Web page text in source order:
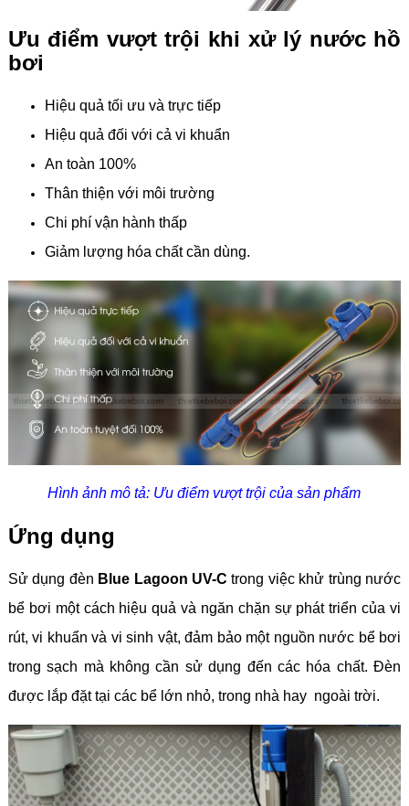
Ưu điểm vượt trội khi xử lý nước hồ
bơi
Hiệu quả tối ưu và trực tiếp
Hiệu quả đối với cả vi khuẩn
An toàn 100%
Thân thiện với môi trường
Chi phí vận hành thấp
Giảm lượng hóa chất cần dùng.
Hình ảnh mô tả: Ưu điểm vượt trội của sản phẩm
Ứng dụng
Sử dụng đèn Blue Lagoon UV-C trong việc khử trùng nước
bể bơi một cách hiệu quả và ngăn chặn sự phát triển của vi
rút, vi khuẩn và vi sinh vật, đảm bảo một nguồn nước bể bơi
trong sạch mà không cần sử dụng đến các hóa chất. Đèn
được lắp đặt tại các bể lớn nhỏ, trong nhà hay ngoài trời.